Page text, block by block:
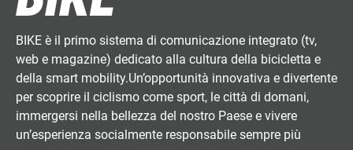
BIKE è il primo sistema di comunicazione integrato (tv,
web e magazine) dedicato alla cultura della bicicletta e
della smart mobility.Un’opportunità innovativa e divertente
per scoprire il ciclismo come sport, le città di domani,
immergersi nella bellezza del nostro Paese e vivere
un’esperienza socialmente responsabile sempre più